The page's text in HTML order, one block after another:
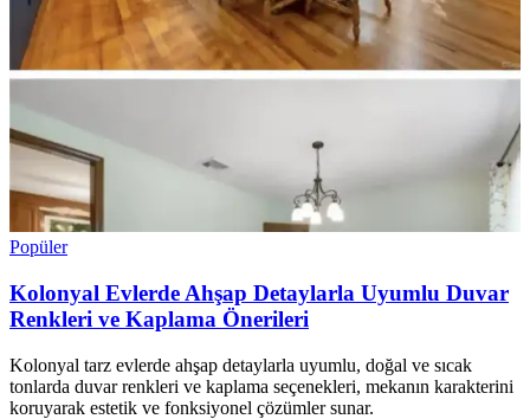
Popüler
Kolonyal Evlerde Ahşap Detaylarla Uyumlu Duvar
Renkleri ve Kaplama Önerileri
Kolonyal tarz evlerde ahşap detaylarla uyumlu, doğal ve sıcak
tonlarda duvar renkleri ve kaplama seçenekleri, mekanın karakterini
koruyarak estetik ve fonksiyonel çözümler sunar.